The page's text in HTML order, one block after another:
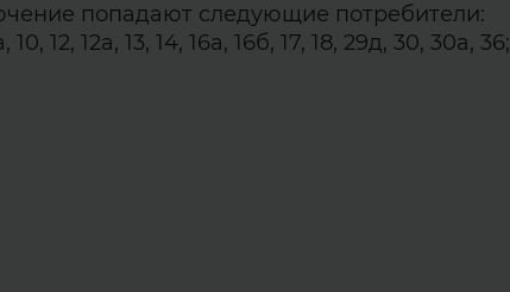
попадают следующие потребители:
12, 12а, 13, 14, 16а, 16б, 17, 18, 29д, 30, 30а, 36;